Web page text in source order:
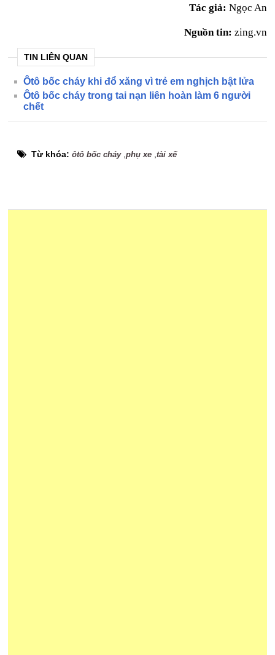
Tác giả: Ngọc An
Nguồn tin: zing.vn
TIN LIÊN QUAN
Ôtô bốc cháy khi đổ xăng vì trẻ em nghịch bật lửa
Ôtô bốc cháy trong tai nạn liên hoàn làm 6 người
chết
Từ khóa:ôtô bốc cháy,phụ xe ,tài xế